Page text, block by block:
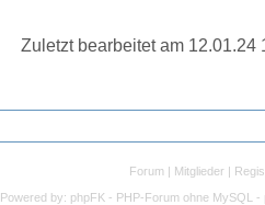
Zuletzt bearbeitet am 12.01.24
Forum | Mitglieder |
Powered by: phpFK - PHP-Forum ohne MySQL -